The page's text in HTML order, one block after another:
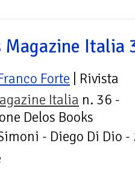
Italia
Forte | Rivista
Italia n. 36 -
Delos Books
- Diego Di Dio